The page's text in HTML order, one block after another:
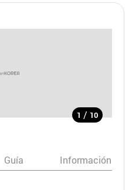
1 / 10
Guía Información